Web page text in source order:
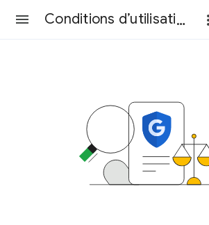
Conditions d’utilisation